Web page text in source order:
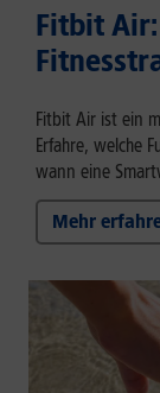
Fitbit
Fitbit Air ist ein
Erfahre, welche
wann eine
Mehr